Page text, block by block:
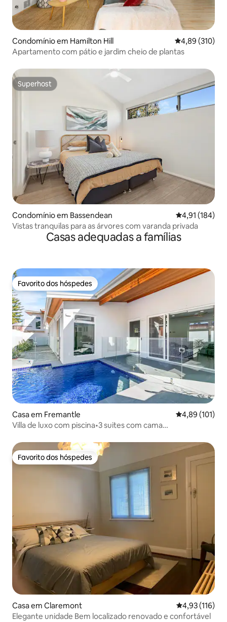
Condomínio em Hamilton Hill Classificação
4,89 (310)
Apartamento com pátio e jardim cheio de plantas
Superhost
Superhost
Condomínio em Bassendean Classificação
4,91 (184)
Vistas tranquilas para as árvores com varanda privada
Casas adequadas a famílias
Favorito dos hóspedes
Favorito dos hóspedes
Casa em Fremantle Classificação
4,89 (101)
Villa de luxo com piscina•3 suites com cama
Favorito dos hóspedes
Favorito dos hóspedes
Casa em Claremont Classificação
4,93 (116)
Elegante unidade Bem localizado renovado e confortável